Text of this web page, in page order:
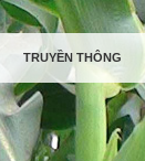
TRUYỀN THÔNG